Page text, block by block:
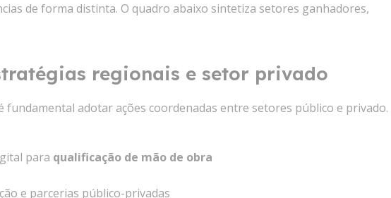
de forma distinta. O quadro abaixo sintetiza setores ganhadores,
regionais e setor privado
fundamental adotar ações coordenadas entre setores público e privado.
para qualificação de mão de obra
e parcerias público-privadas